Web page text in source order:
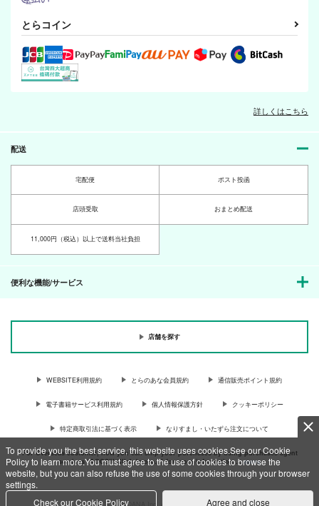
To provide you the best service, this website uses cookies.See our Cookie
Policy to learn more.You must agree to the use of cookies to browse the
website, but you can also refuse the use of some cookies through your browser
settings.
Check our Cookie Policy
Agree and close
とらコイン
詳しくはこちら
配送
宅配便 ポスト投函
店頭受取 おまとめ配送
11,000円（税込）以上で送料当社負担
便利な機能/サービス
店舗を探す
WEBSITE利用規約 とらのあな会員規約 通信販売ポイント規約
電子書籍サービス利用規約 個人情報保護方針 クッキーポリシー
特定商取引法に基づく表示 なりすまし・いたずら注文について
For Overseas customer, now you can ship your purchases by using purchases agent
services “AOCS”! Click {more…} for more information …more
c TORANOANA Inc, All Rights Reserved.